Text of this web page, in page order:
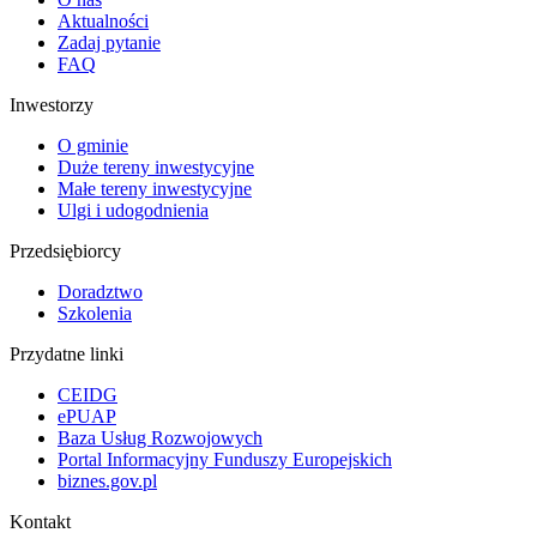
Aktualności
Zadaj pytanie
FAQ
Inwestorzy
O gminie
Duże tereny inwestycyjne
Małe tereny inwestycyjne
Ulgi i udogodnienia
Przedsiębiorcy
Doradztwo
Szkolenia
Przydatne linki
CEIDG
ePUAP
Baza Usług Rozwojowych
Portal Informacyjny Funduszy Europejskich
biznes.gov.pl
Kontakt